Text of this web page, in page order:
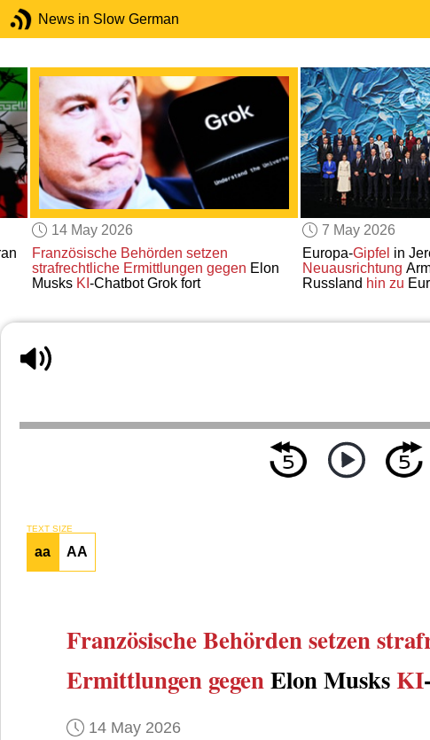
News in Slow German
14 May 2026
Französische Behörden setzen
strafrechtliche Ermittlungen gegen Elon
Musks KI -Chatbot Grok fort
7 May 2026
Europa-Gipfel in
Neuausrichtung
Russland hin zu
TEXT SIZE
aa AA
Französische Behördensetzen
Ermittlungen gegenElon MusksKI
14 May 2026